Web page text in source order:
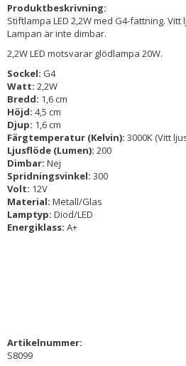
Produktbeskrivning:
Stiftlampa LED 2,2W med G4-fattning. Vitt
Lampan är inte dimbar.
2,2W LED motsvarar glödlampa 20W.
Sockel: G4
Watt: 2,2W
Bredd: 1,6 cm
Höjd: 4,5 cm
Djup: 1,6 cm
Färgtemperatur (Kelvin): 3000K (Vitt
Ljusflöde (Lumen): 200
Dimbar: Nej
Spridningsvinkel: 300
Volt: 12V
Material: Metall/Glas
Lamptyp: Diod/LED
Energiklass: A+
Artikelnummer:
S8099